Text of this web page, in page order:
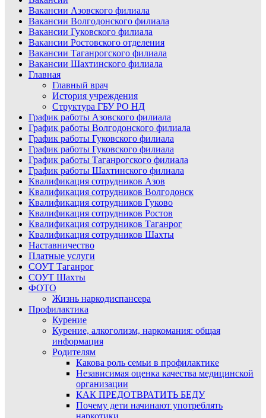
Вакансии Азовского филиала
Вакансии Волгодонского филиала
Вакансии Гуковского филиала
Вакансии Ростовского отделения
Вакансии Таганрогского филиала
Вакансии Шахтинского филиала
Главная
Главный врач
История учреждения
Структура ГБУ РО НД
График работы Азовского филиала
График работы Волгодонского филиала
График работы Гуковского филиала
График работы Гуковского филиала
График работы Таганрогского филиала
График работы Шахтинского филиала
Квалификация сотрудников Азов
Квалификация сотрудников Волгодонск
Квалификация сотрудников Гуково
Квалификация сотрудников Ростов
Квалификация сотрудников Таганрог
Квалификация сотрудников Шахты
Наставничество
Платные услуги
СОУТ Таганрог
СОУТ Шахты
ФОТО
Жизнь наркодиспансера
Профилактика
Курение
Курение, алкоголизм, наркомания: общая
информация
Родителям
Какова роль семьи в профилактике
Независимая оценка качества медицинской
организации
КАК ПРЕДОТВРАТИТЬ БЕДУ
Почему дети начинают употреблять